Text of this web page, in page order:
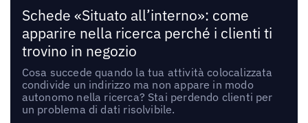
Schede «Situato all’interno»: come
apparire nella ricerca perché i clienti ti
trovino in negozio
Cosa succede quando la tua attività colocalizzata
condivide un indirizzo ma non appare in modo
autonomo nella ricerca? Stai perdendo clienti per
un problema di dati risolvibile.